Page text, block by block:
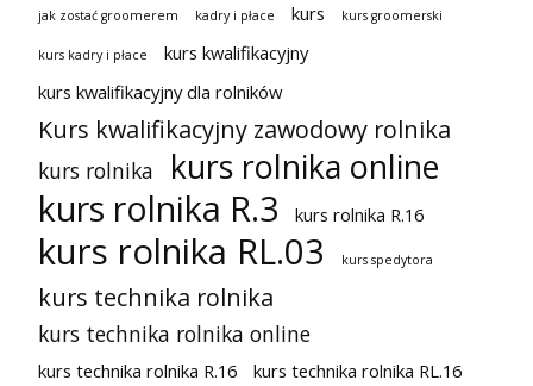
jak zostać groomerem kadry i płace kurs kurs groomerski
kurs kadry i płace
kurs kwalifikacyjny
kurs kwalifikacyjny dla rolników
Kurs kwalifikacyjny zawodowy rolnika
kurs rolnika kurs rolnika online
kurs rolnika R.3 kurs rolnika R.16
kurs rolnika RL.03 kurs spedytora
kurs technika rolnika
kurs technika rolnika online
kurs technika rolnika R.16 kurs technika rolnika RL.16